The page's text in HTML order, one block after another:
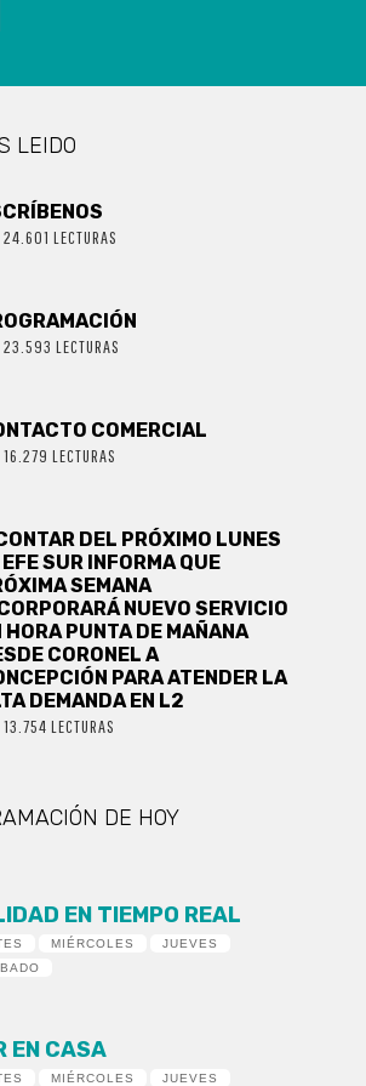
LEIDO
24.601 LECTURAS
23.593 LECTURAS
COMERCIAL
16.279 LECTURAS
DEL PRÓXIMO LUNES
SUR INFORMA QUE
SEMANA
NUEVO SERVICIO
HORA PUNTA DE MAÑANA
CORONEL A
PARA ATENDER LA
DEMANDA EN L2
13.754 LECTURAS
DE HOY
EN TIEMPO REAL
MIÉRCOLES
JUEVES
EN CASA
MIÉRCOLES JUEVES